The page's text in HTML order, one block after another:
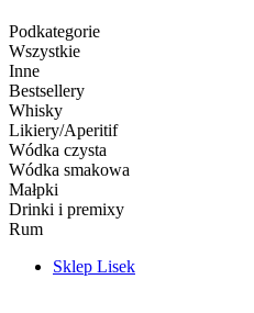
Podkategorie
Wszystkie
Inne
Bestsellery
Whisky
Likiery/Aperitif
Wódka czysta
Wódka smakowa
Małpki
Drinki i premixy
Rum
Sklep Lisek